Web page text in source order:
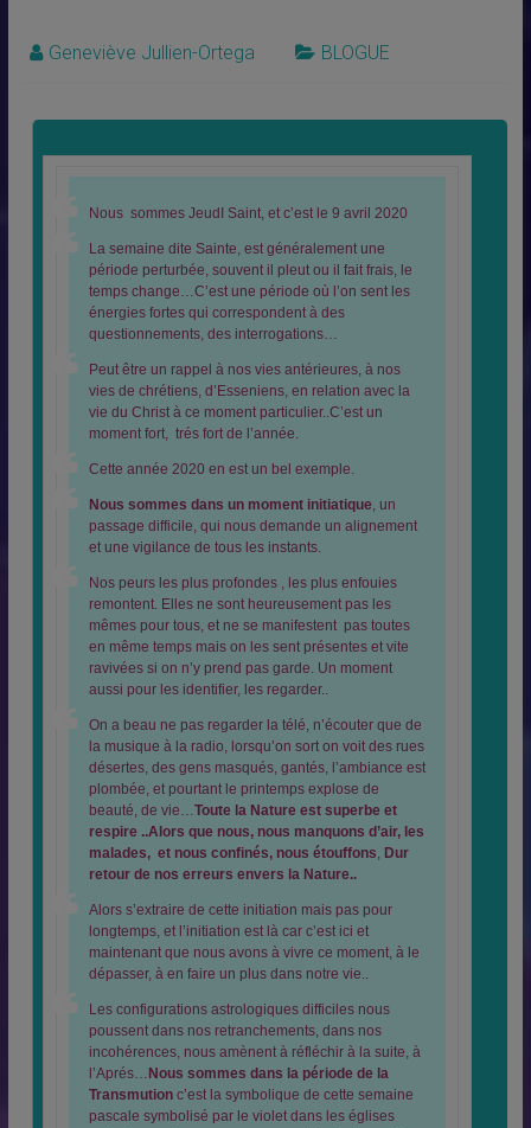
Geneviève Jullien-Ortega BLOGUE
Nous sommes JeudI Saint, et c’est le 9 avril 2020
La semaine dite Sainte, est généralement une
période perturbée, souvent il pleut ou il fait frais, le
temps change…C’est une période où l’on sent les
énergies fortes qui correspondent à des
questionnements, des interrogations…
Peut être un rappel à nos vies antérieures, à nos
vies de chrétiens, d’Esseniens, en relation avec la
vie du Christ à ce moment particulier..C’est un
moment fort, trés fort de l’année.
Cette année 2020 en est un bel exemple.
Nous sommes dans un moment initiatique, un
passage difficile, qui nous demande un alignement
et une vigilance de tous les instants.
Nos peurs les plus profondes , les plus enfouies
remontent. Elles ne sont heureusement pas les
mêmes pour tous, et ne se manifestent pas toutes
en même temps mais on les sent présentes et vite
ravivées si on n’y prend pas garde. Un moment
aussi pour les identifier, les regarder..
On a beau ne pas regarder la télé, n’écouter que de
la musique à la radio, lorsqu’on sort on voit des rues
désertes, des gens masqués, gantés, l’ambiance est
plombée, et pourtant le printemps explose de
beauté, de vie…Toute la Nature est superbe et
respire ..Alors que nous, nous manquons d’air, les
malades, et nous confinés, nous étouffons,Dur
retour de nos erreurs envers la Nature..
Alors s’extraire de cette initiation mais pas pour
longtemps, et l’initiation est là car c’est ici et
maintenant que nous avons à vivre ce moment, à le
dépasser, à en faire un plus dans notre vie..
Les configurations astrologiques difficiles nous
poussent dans nos retranchements, dans nos
incohérences, nous amènent à réfléchir à la suite, à
l’Aprés… Nous sommes dans la période de la
Transmutionc’est la symbolique de cette semaine
pascale symbolisé par le violet dans les églises